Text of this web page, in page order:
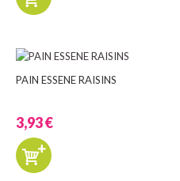
PAIN ESSENE RAISINS
3,93 €